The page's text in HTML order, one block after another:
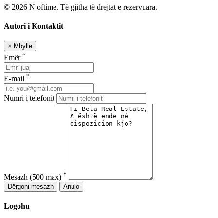
© 2026 Njoftime. Të gjitha të drejtat e rezervuara.
Autori i Kontaktit
× Mbylle
Emër *
E-mail *
Numri i telefonit
Mesazh (500 max) *
Dërgoni mesazh
Anulo
Logohu